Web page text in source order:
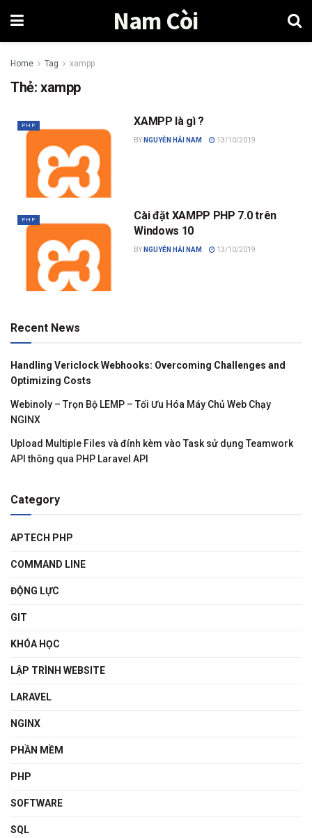
Nam Còi
Home Tag xampp
Thẻ:xampp
PHP XAMPP là gì ?
BY NGUYỄN HẢI NAM 13/10/2019
PHP
Cài đặt XAMPP PHP 7.0 trên
Windows 10
BY NGUYỄN HẢI NAM 13/10/2019
Recent News
Handling Vericlock Webhooks: Overcoming Challenges and
Optimizing Costs
Webinoly – Trọn Bộ LEMP – Tối Ưu Hóa Máy Chủ Web Chạy
NGINX
Upload Multiple Files và đính kèm vào Task sử dụng Teamwork
API thông qua PHP Laravel API
Category
APTECH PHP
COMMAND LINE
ĐỘNG LỰC
GIT
KHÓA HỌC
LẬP TRÌNH WEBSITE
LARAVEL
NGINX
PHẦN MỀM
PHP
SOFTWARE
SQL